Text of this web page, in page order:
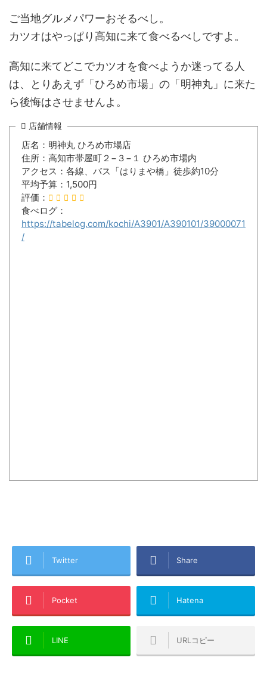
ご当地グルメパワーおそるべし。
カツオはやっぱり高知に来て食べるべしですよ。
高知に来てどこでカツオを食べようか迷ってる人
は、とりあえず「ひろめ市場」の「明神丸」に来た
ら後悔はさせませんよ。
店舗情報
店名：明神丸 ひろめ市場店
住所：高知市帯屋町２−３−１ ひろめ市場内
アクセス：各線、バス「はりまや橋」徒歩約10分
平均予算：1,500円
評価：
食べログ：
https://tabelog.com/kochi/A3901/A390101/39000071
/
Twitter Share
Pocket Hatena
LINE URLコピー